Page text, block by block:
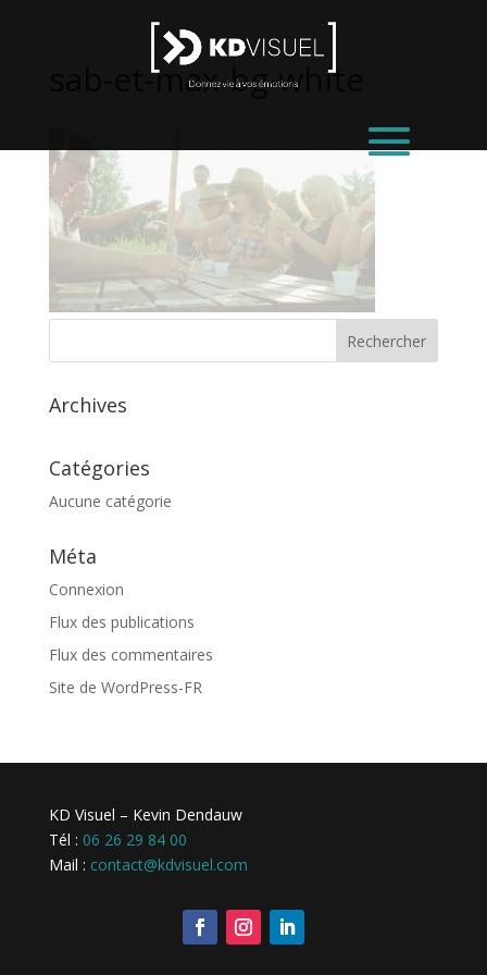
sab-et-max-bg-white
Archives
Catégories
Aucune catégorie
Méta
Connexion
Flux des publications
Flux des commentaires
Site de WordPress-FR
KD Visuel – Kevin Dendauw
Tél : 06 26 29 84 00
Mail : contact@kdvisuel.com